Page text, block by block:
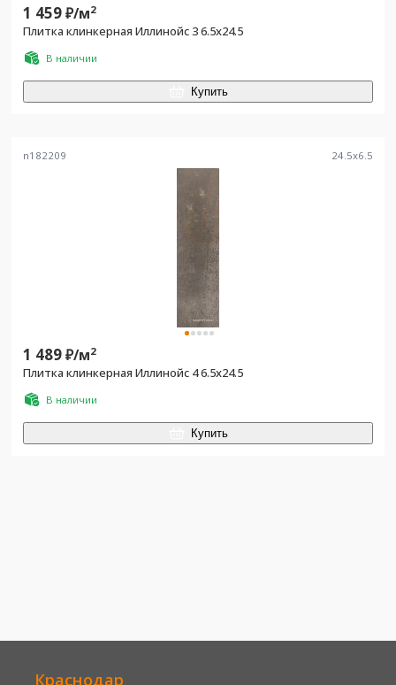
1 459₽/м2
Плитка клинкерная Иллинойс 3 6.5х24.5
В наличии
Купить
n182209 24.5x6.5
1 489₽/м2
Плитка клинкерная Иллинойс 4 6.5х24.5
В наличии
Купить
Краснодар